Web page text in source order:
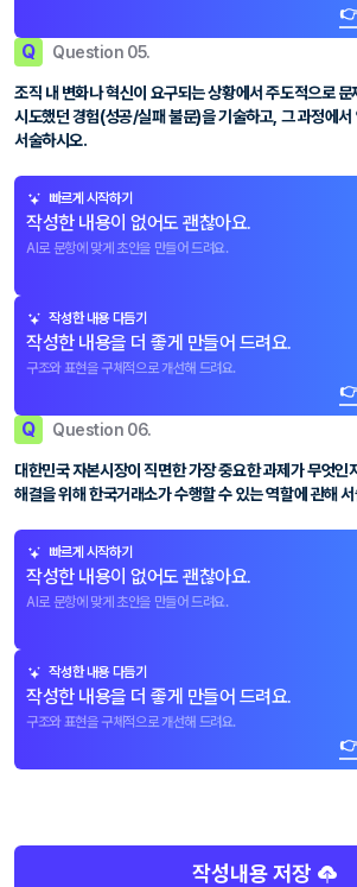
👉
Q Question 05.
조직 내 변화나 혁신이 요구되는 상황에서 주도적으로
시도했던 경험(성공/실패 불문)을 기술하고, 그 과정에서
서술하시오.
빠르게 시작하기
작성한 내용이 없어도 괜찮아요.
AI로 문항에 맞게 초안을 만들어 드려요.
작성한 내용 다듬기
작성한 내용을 더 좋게 만들어 드려요.
구조와 표현을 구체적으로 개선해 드려요.
👉
Q Question 06.
대한민국 자본시장이 직면한 가장 중요한 과제가 무엇인
해결을 위해 한국거래소가 수행할 수 있는 역할에 관해
빠르게 시작하기
작성한 내용이 없어도 괜찮아요.
AI로 문항에 맞게 초안을 만들어 드려요.
작성한 내용 다듬기
작성한 내용을 더 좋게 만들어 드려요.
구조와 표현을 구체적으로 개선해 드려요.
👉
작성내용 저장